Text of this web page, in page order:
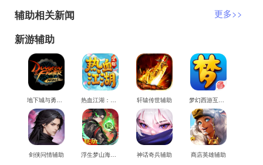
辅助相关新闻
更多>>
新游辅助
地下城与勇士M辅助 热血江湖：觉醒辅助 轩辕传世辅助 梦幻西游互通版辅助
剑侠问情辅助 浮生梦山海辅助 神话奇兵辅助 商店英雄辅助